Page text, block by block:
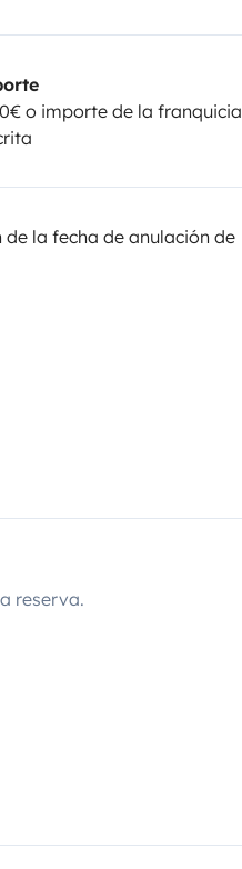
o importe de la franquicia
la fecha de anulación de
reserva.